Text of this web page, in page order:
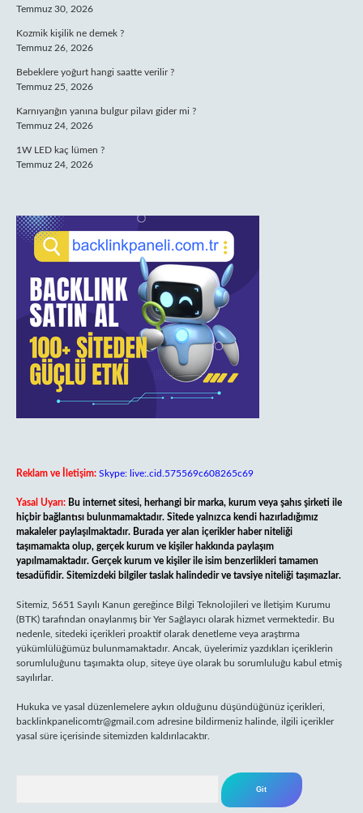
Temmuz 30, 2026
Kozmik kişilik ne demek ?
Temmuz 26, 2026
Bebeklere yoğurt hangi saatte verilir ?
Temmuz 25, 2026
Karnıyarığın yanına bulgur pilavı gider mi ?
Temmuz 24, 2026
1W LED kaç lümen ?
Temmuz 24, 2026
Reklam ve İletişim: Skype: live:.cid.575569c608265c69
Yasal Uyarı: Bu internet sitesi, herhangi bir marka, kurum veya şahıs şirketi ile
hiçbir bağlantısı bulunmamaktadır. Sitede yalnızca kendi hazırladığımız
makaleler paylaşılmaktadır. Burada yer alan içerikler haber niteliği
taşımamakta olup, gerçek kurum ve kişiler hakkında paylaşım
yapılmamaktadır. Gerçek kurum ve kişiler ile isim benzerlikleri tamamen
tesadüfidir. Sitemizdeki bilgiler taslak halindedir ve tavsiye niteliği taşımazlar.
Sitemiz, 5651 Sayılı Kanun gereğince Bilgi Teknolojileri ve İletişim Kurumu
(BTK) tarafından onaylanmış bir Yer Sağlayıcı olarak hizmet vermektedir. Bu
nedenle, sitedeki içerikleri proaktif olarak denetleme veya araştırma
yükümlülüğümüz bulunmamaktadır. Ancak, üyelerimiz yazdıkları içeriklerin
sorumluluğunu taşımakta olup, siteye üye olarak bu sorumluluğu kabul etmiş
sayılırlar.
Hukuka ve yasal düzenlemelere aykırı olduğunu düşündüğünüz içerikleri,
backlinkpanelicomtr@gmail.com adresine bildirmeniz halinde, ilgili içerikler
yasal süre içerisinde sitemizden kaldırılacaktır.